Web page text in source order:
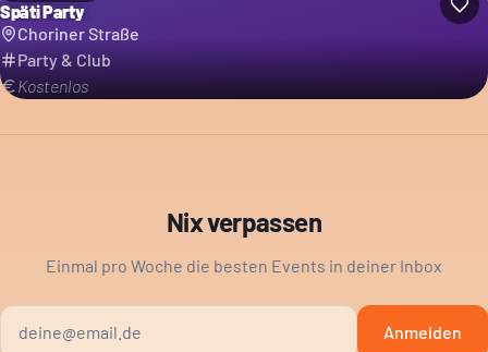
Späti Party
Choriner Straße
Party & Club
Kostenlos
Nix verpassen
Einmal pro Woche die besten Events in deiner Inbox
Anmelden